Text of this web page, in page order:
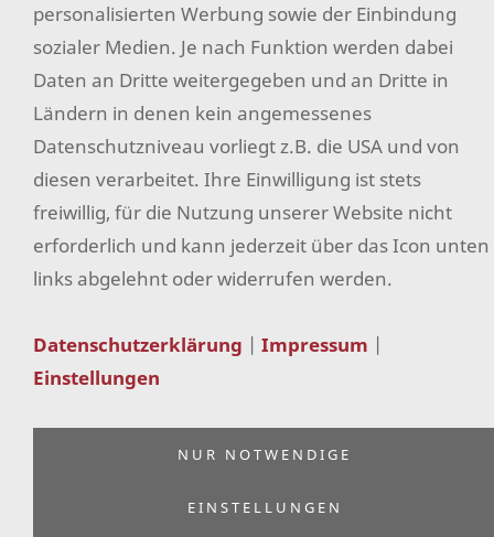
Pinterest
personalisierten Werbung sowie der Einbindung
sozialer Medien. Je nach Funktion werden dabei
Daten an Dritte weitergegeben und an Dritte in
Ländern in denen kein angemessenes
Datenschutzniveau vorliegt z.B. die USA und von
diesen verarbeitet. Ihre Einwilligung ist stets
freiwillig, für die Nutzung unserer Website nicht
erforderlich und kann jederzeit über das Icon unten
links abgelehnt oder widerrufen werden.
Datenschutzerklärung | Impressum |
Einstellungen
NUR NOTWENDIGE
EINSTELLUNGEN